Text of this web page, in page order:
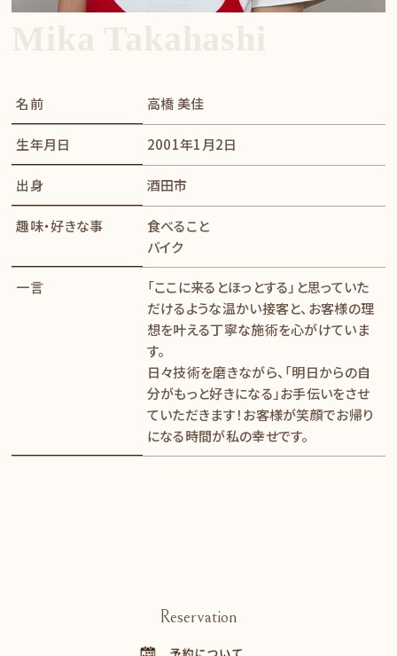
名前 高橋 美佳
生年月日 2001年1月2日
出身 酒田市
趣味・好きな事
食べること
​​​​​​​バイク
一言
「ここに来るとほっとする」と思っていた
だけるような温かい接客と、お客様の理
想を叶える丁寧な施術を心がけていま
す。
​​​​​​​日々技術を磨きながら、「明日からの自
分がもっと好きになる」お手伝いをさせ
ていただきます！お客様が笑顔でお帰り
になる時間が私の幸せです。
Reservation